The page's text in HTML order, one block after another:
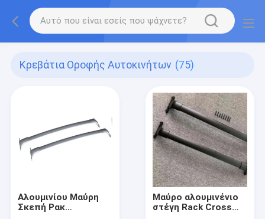
Κρεβάτια Οροφής Αυτοκινήτων (75)
Αλουμινίου Μαύρη
Σκεπή Ρακ
Μαύρο αλουμινένιο
στέγη Rack Cross